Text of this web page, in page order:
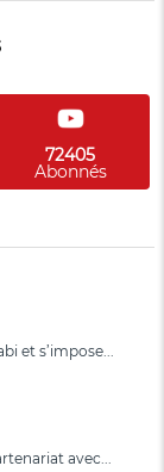
72405
Abonnés
et s’impose...
avec...